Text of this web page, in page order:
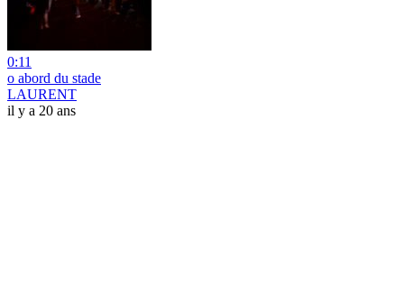
0:11
o abord du stade
LAURENT
il y a 20 ans